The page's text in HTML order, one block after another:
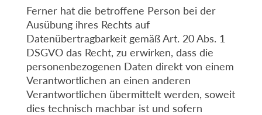
Ferner hat die betroffene Person bei der
Ausübung ihres Rechts auf
Datenübertragbarkeit gemäß Art. 20 Abs. 1
DSGVO das Recht, zu erwirken, dass die
personenbezogenen Daten direkt von einem
Verantwortlichen an einen anderen
Verantwortlichen übermittelt werden, soweit
dies technisch machbar ist und sofern